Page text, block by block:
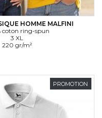
HOMME MALFINI
coton ring-spun
3 XL
220 gr/m²
PROMOTION